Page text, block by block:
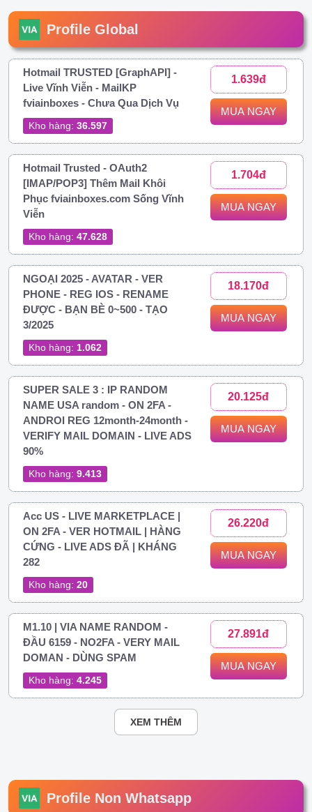
Profile Global
Hotmail TRUSTED [GraphAPI] -
Live Vĩnh Viễn - MailKP
fviainboxes - Chưa Qua Dịch Vụ
Kho hàng: 36.597
1.639đ
MUA NGAY
Hotmail Trusted - OAuth2
[IMAP/POP3] Thêm Mail Khôi
Phục fviainboxes.com Sống Vĩnh
Viễn
Kho hàng: 47.628
1.704đ
MUA NGAY
NGOẠI 2025 - AVATAR - VER
PHONE - REG IOS - RENAME
ĐƯỢC - BẠN BÈ 0~500 - TẠO
3/2025
Kho hàng: 1.062
18.170đ
MUA NGAY
SUPER SALE 3 : IP RANDOM
NAME USA random - ON 2FA -
ANDROI REG 12month-24month -
VERIFY MAIL DOMAIN - LIVE ADS
90%
Kho hàng: 9.413
20.125đ
MUA NGAY
Acc US - LIVE MARKETPLACE |
ON 2FA - VER HOTMAIL | HÀNG
CỨNG - LIVE ADS ĐÃ | KHÁNG
282
Kho hàng: 20
26.220đ
MUA NGAY
M1.10 | VIA NAME RANDOM -
ĐẦU 6159 - NO2FA - VERY MAIL
DOMAN - DÙNG SPAM
Kho hàng: 4.245
27.891đ
MUA NGAY
XEM THÊM
Profile Non Whatsapp